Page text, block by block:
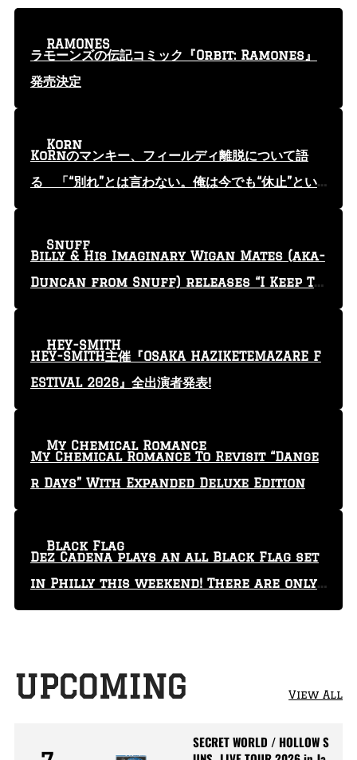
ラモーンズの伝記コミック『Orbit: Ramones』
発売決定
RAMONES
KoRnのマンキー、フィールディ離脱について語
る 「“別れ”とは言わない。俺は今でも“休止”とい
Korn
Billy & His Imaginary Wigan Mates (aka-
Duncan from Snuff) releases “I Keep Tr
Snuff
HEY-SMITH主催『OSAKA HAZIKETEMAZARE F
ESTIVAL 2026』全出演者発表!
HEY-SMITH
My Chemical Romance To Revisit “Dange
r Days” With Expanded Deluxe Edition
My Chemical Romance
Dez Cadena plays an all Black Flag set
in Philly this weekend! There are only
29 tickets left!
Black Flag
UPCOMING View All
SECRET WORLD / HOLLOW S